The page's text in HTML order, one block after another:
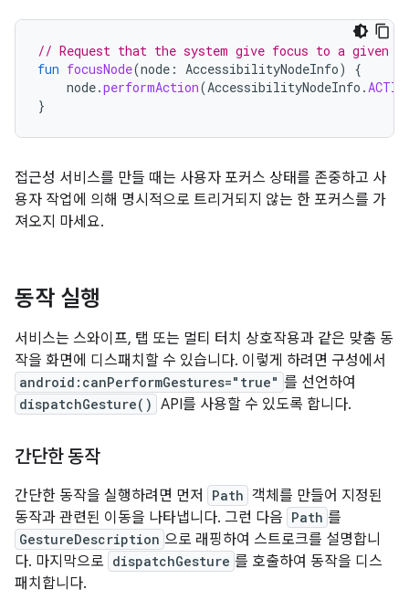
// Request that the system give focus to a given
fun focusNode(node : AccessibilityNodeInfo)
{
node.performAction(AccessibilityNodeInfo .
}
접근성 서비스를 만들 때는 사용자 포커스 상태를 존중하고 사
용자 작업에 의해 명시적으로 트리거되지 않는 한 포커스를 가
져오지 마세요.
동작 실행
서비스는 스와이프, 탭 또는 멀티 터치 상호작용과 같은 맞춤 동
작을 화면에 디스패치할 수 있습니다. 이렇게 하려면 구성에서
android:canPerformGestures="true" 를 선언하여
dispatchGesture() API를 사용할 수 있도록 합니다.
간단한 동작
간단한 동작을 실행하려면 먼저 Path 객체를 만들어 지정된
동작과 관련된 이동을 나타냅니다. 그런 다음 Path 를
GestureDescription 으로 래핑하여 스트로크를 설명합니
다. 마지막으로 dispatchGesture 를 호출하여 동작을 디스
패치합니다.